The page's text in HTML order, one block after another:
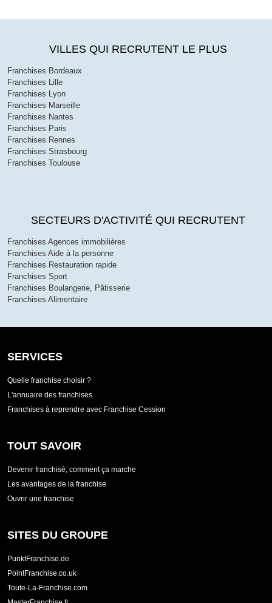
VILLES QUI RECRUTENT LE PLUS
Franchises Bordeaux
Franchises Lille
Franchises Lyon
Franchises Marseille
Franchises Nantes
Franchises Paris
Franchises Rennes
Franchises Strasbourg
Franchises Toulouse
SECTEURS D'ACTIVITÉ QUI RECRUTENT
Franchises Agences immobilières
Franchises Aide à la personne
Franchises Restauration rapide
Franchises Sport
Franchises Boulangerie, Pâtisserie
Franchises Alimentaire
SERVICES
Quelle franchise choisir ?
L'annuaire des franchises
Franchises à reprendre avec Franchise Cession
TOUT SAVOIR
Devenir franchisé, comment ça marche
Les avantages de la franchise
Ouvrir une franchise
SITES DU GROUPE
PunktFranchise.de
PointFranchise.co.uk
Toute-La-Franchise.com